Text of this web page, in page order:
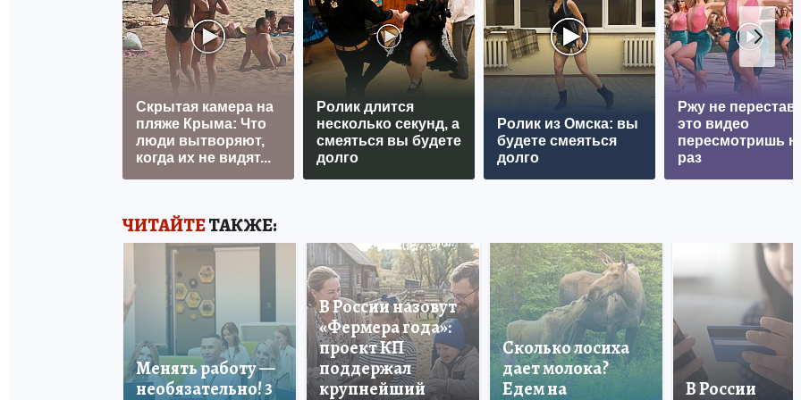
Скрытая камера на
пляже Крыма: Что
люди вытворяют,
когда их не видят...
Ролик длится
несколько секунд, а
смеяться вы будете
долго
Ролик из Омска: вы
будете смеяться
долго
Ржу не
это видео
пересмотришь не
раз
ЧИТАЙТЕТАКЖЕ:
Менять работу —
необязательно! 3
В России назовут
«Фермера года»:
проект КП
поддержал
крупнейший
Сколько лосиха
дает молока?
Едем на
В России